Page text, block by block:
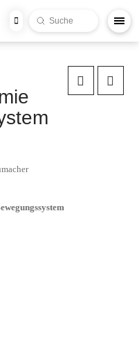
Search
Submit